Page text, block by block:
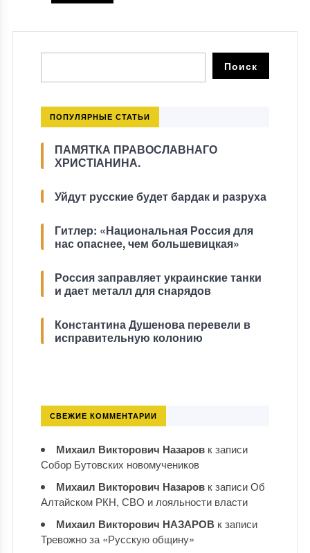
ПОПУЛЯРНЫЕ СТАТЬИ
ПАМЯТКА ПРАВОСЛАВНАГО
ХРИСТІАНИНА.
Уйдут русские будет бардак и разруха
Гитлер: «Национальная Россия для
нас опаснее, чем большевицкая»
Россия заправляет украинские танки
и дает металл для снарядов
Константина Душенова перевели в
исправительную колонию
СВЕЖИЕ КОММЕНТАРИИ
Михаил Викторович Назаровк записи
Собор Бутовских новомучеников
Михаил Викторович Назаровк записиОб
Алтайском РКН, СВО и лояльности власти
Михаил Викторович НАЗАРОВ к записи
Тревожно за «Русскую общину»